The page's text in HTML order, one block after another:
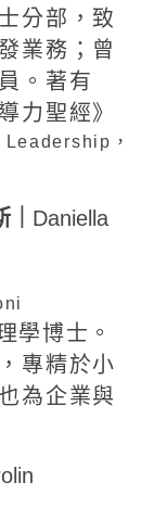
分部，致
業務；曾
。著有
力聖經》
，
Daniella
學博士。
專精於小
為企業與